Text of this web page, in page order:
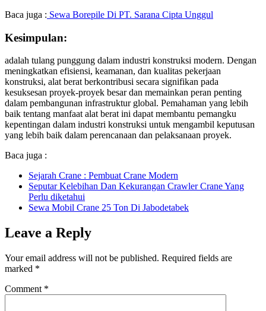
Baca juga : Sewa Borepile Di PT. Sarana Cipta Unggul
Kesimpulan:
adalah tulang punggung dalam industri konstruksi modern. Dengan
meningkatkan efisiensi, keamanan, dan kualitas pekerjaan
konstruksi, alat berat berkontribusi secara signifikan pada
kesuksesan proyek-proyek besar dan memainkan peran penting
dalam pembangunan infrastruktur global. Pemahaman yang lebih
baik tentang manfaat alat berat ini dapat membantu pemangku
kepentingan dalam industri konstruksi untuk mengambil keputusan
yang lebih baik dalam perencanaan dan pelaksanaan proyek.
Baca juga :
Sejarah Crane : Pembuat Crane Modern
Seputar Kelebihan Dan Kekurangan Crawler Crane Yang
Perlu diketahui
Sewa Mobil Crane 25 Ton Di Jabodetabek
Leave a Reply
Your email address will not be published. Required fields are
marked *
Comment *